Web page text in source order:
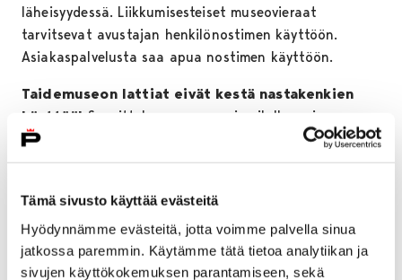
Tämä sivusto käyttää evästeitä
Hyödynnämme evästeitä, jotta voimme palvella sinua
jatkossa paremmin. Käytämme tätä tietoa analytiikan ja
sivujen käyttökokemuksen parantamiseen, sekä
läheisyydessä. Liikkumisesteiset museovieraat
tarvitsevat avustajan henkilönostimen käyttöön.
Asiakaspalvelusta saa apua nostimen käyttöön.
Taidemuseon lattiat eivät kestä nastakenkien
käyttöä! Suosittelemme museovierailulle omia
vaihtokenkiä nastakenkiä käytettäessä. Sisääntulo-
ovelta saa lainaksi nastasuojia, mikäli sinulle ei ole
rajoitetusti.
Vaatenaulakot ja lukolliset säilytyslokerot
sijaitsevat aulan läheisyydessä olevassa tilassa.